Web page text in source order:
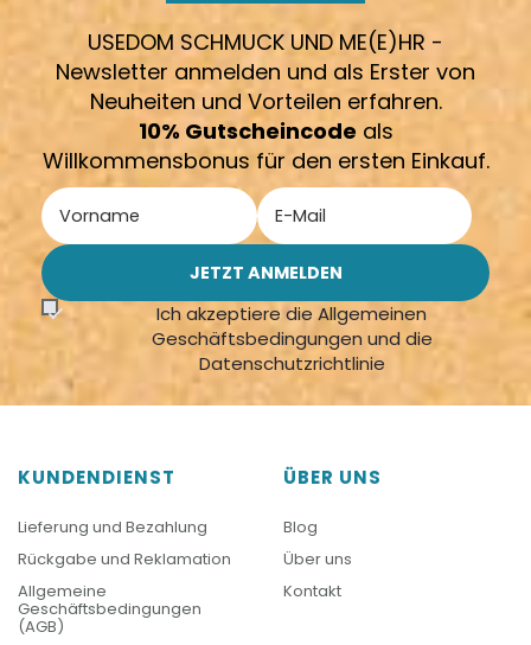
USEDOM SCHMUCK UND ME(E)HR -
Newsletter anmelden und als Erster von
Neuheiten und Vorteilen erfahren.
10% Gutscheincode als
Willkommensbonus für den ersten Einkauf.
Ich akzeptiere die Allgemeinen
Geschäftsbedingungen und die
Datenschutzrichtlinie
KUNDENDIENST
Lieferung und Bezahlung
Rückgabe und Reklamation
Allgemeine
Geschäftsbedingungen
(AGB)
ÜBER UNS
Blog
Über uns
Kontakt